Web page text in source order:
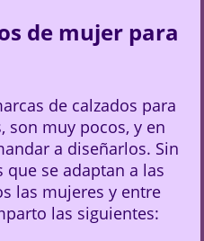
de mujer para
de calzados para
son muy pocos, y en
a diseñarlos. Sin
que se adaptan a las
las mujeres y entre
las siguientes: